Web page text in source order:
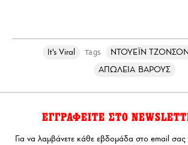
It's Viral Tags ΝΤΟΥΕΪΝ ΤΖΟΝΣΟΝ
ΑΠΩΛΕΙΑ ΒΑΡΟΥΣ
ΕΓΓΡΑΦΕΙΤΕ ΣΤΟ
Για να λαμβάνετε κάθε εβδομάδα στο email σας